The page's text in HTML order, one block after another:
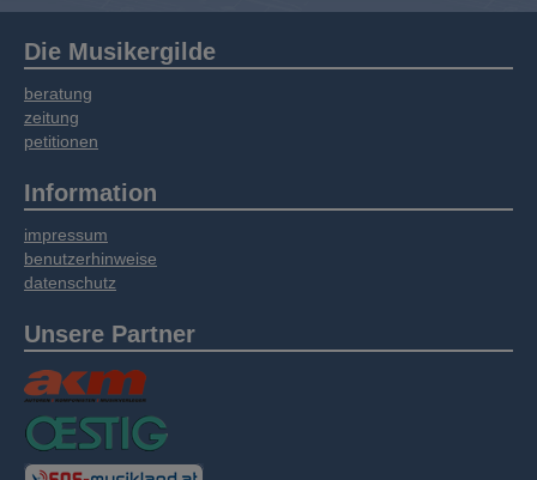
Die Musikergilde
beratung
zeitung
petitionen
Information
impressum
benutzerhinweise
datenschutz
Unsere Partner